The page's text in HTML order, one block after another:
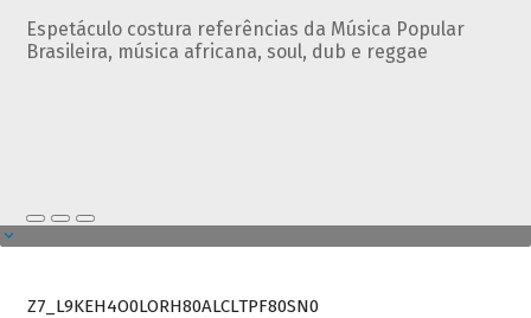
Espetáculo costura referências da Música Popular
Brasileira, música africana, soul, dub e reggae
Z7_L9KEH4O0LORH80ALCLTPF80SN0